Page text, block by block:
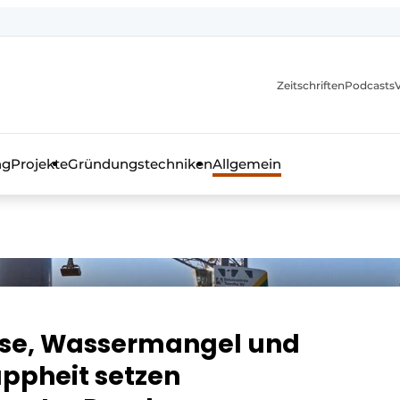
Fachmagazin für die Beton- und Stahlbauindustrie
ZeitschriftenPodcasts
ProjekteGründungstechnikenAllgemein
Wassermangel und
setzen